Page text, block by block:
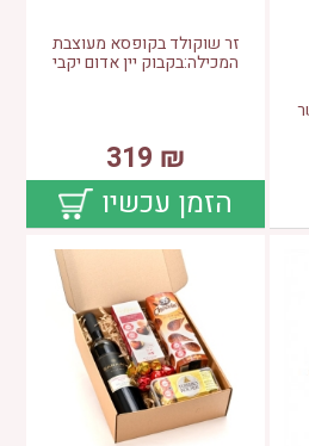
זר שוקולד בקופסא מעוצבת
המכילה:בקבוק יין אדום יקבי
₪
319
הזמן עכשיו